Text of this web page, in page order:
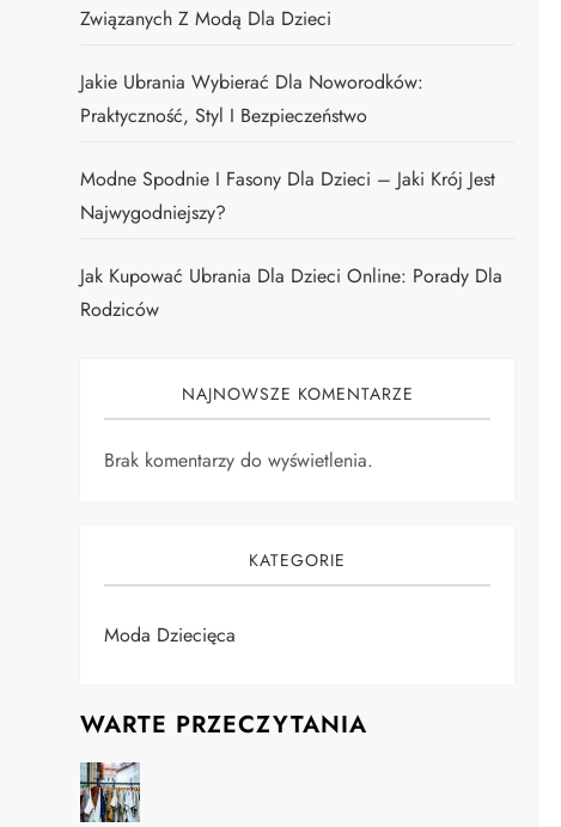
Związanych Z Modą Dla Dzieci
Jakie Ubrania Wybierać Dla Noworodków:
Praktyczność, Styl I Bezpieczeństwo
Modne Spodnie I Fasony Dla Dzieci – Jaki Krój Jest
Najwygodniejszy?
Jak Kupować Ubrania Dla Dzieci Online: Porady Dla
Rodziców
NAJNOWSZE KOMENTARZE
Brak komentarzy do wyświetlenia.
KATEGORIE
Moda Dziecięca
WARTE PRZECZYTANIA